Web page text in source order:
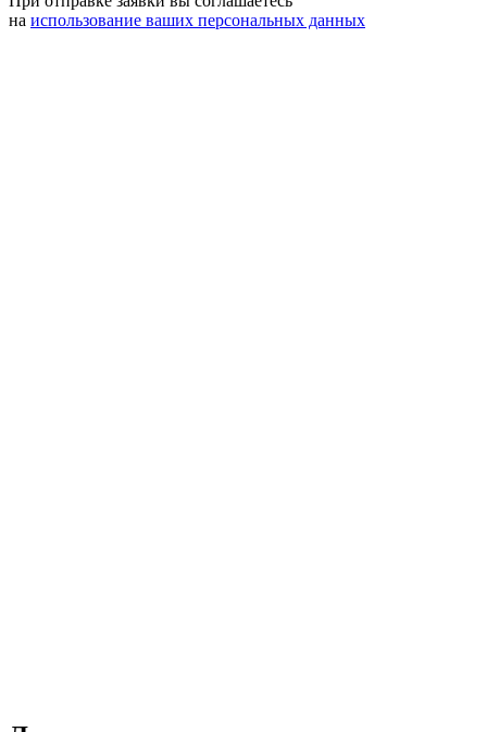
на использование ваших персональных данных